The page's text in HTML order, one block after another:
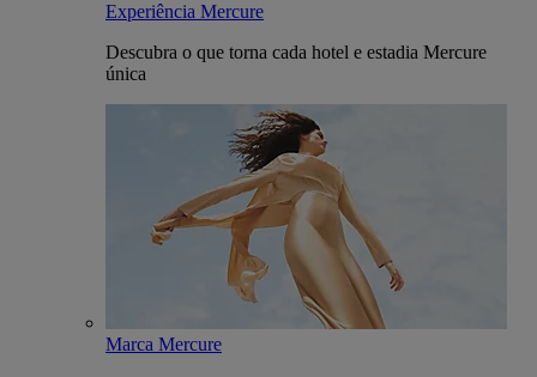
Experiência Mercure
Descubra o que torna cada hotel e estadia Mercure
única
Marca Mercure